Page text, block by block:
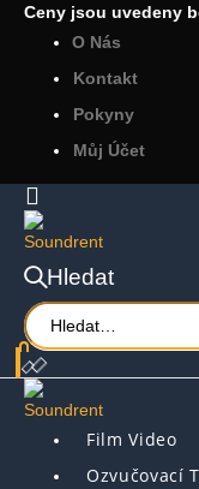
Ceny jsou uvedeny
O Nás
Kontakt
Pokyny
Můj Účet
Hledat
Film Video
Ozvučovací